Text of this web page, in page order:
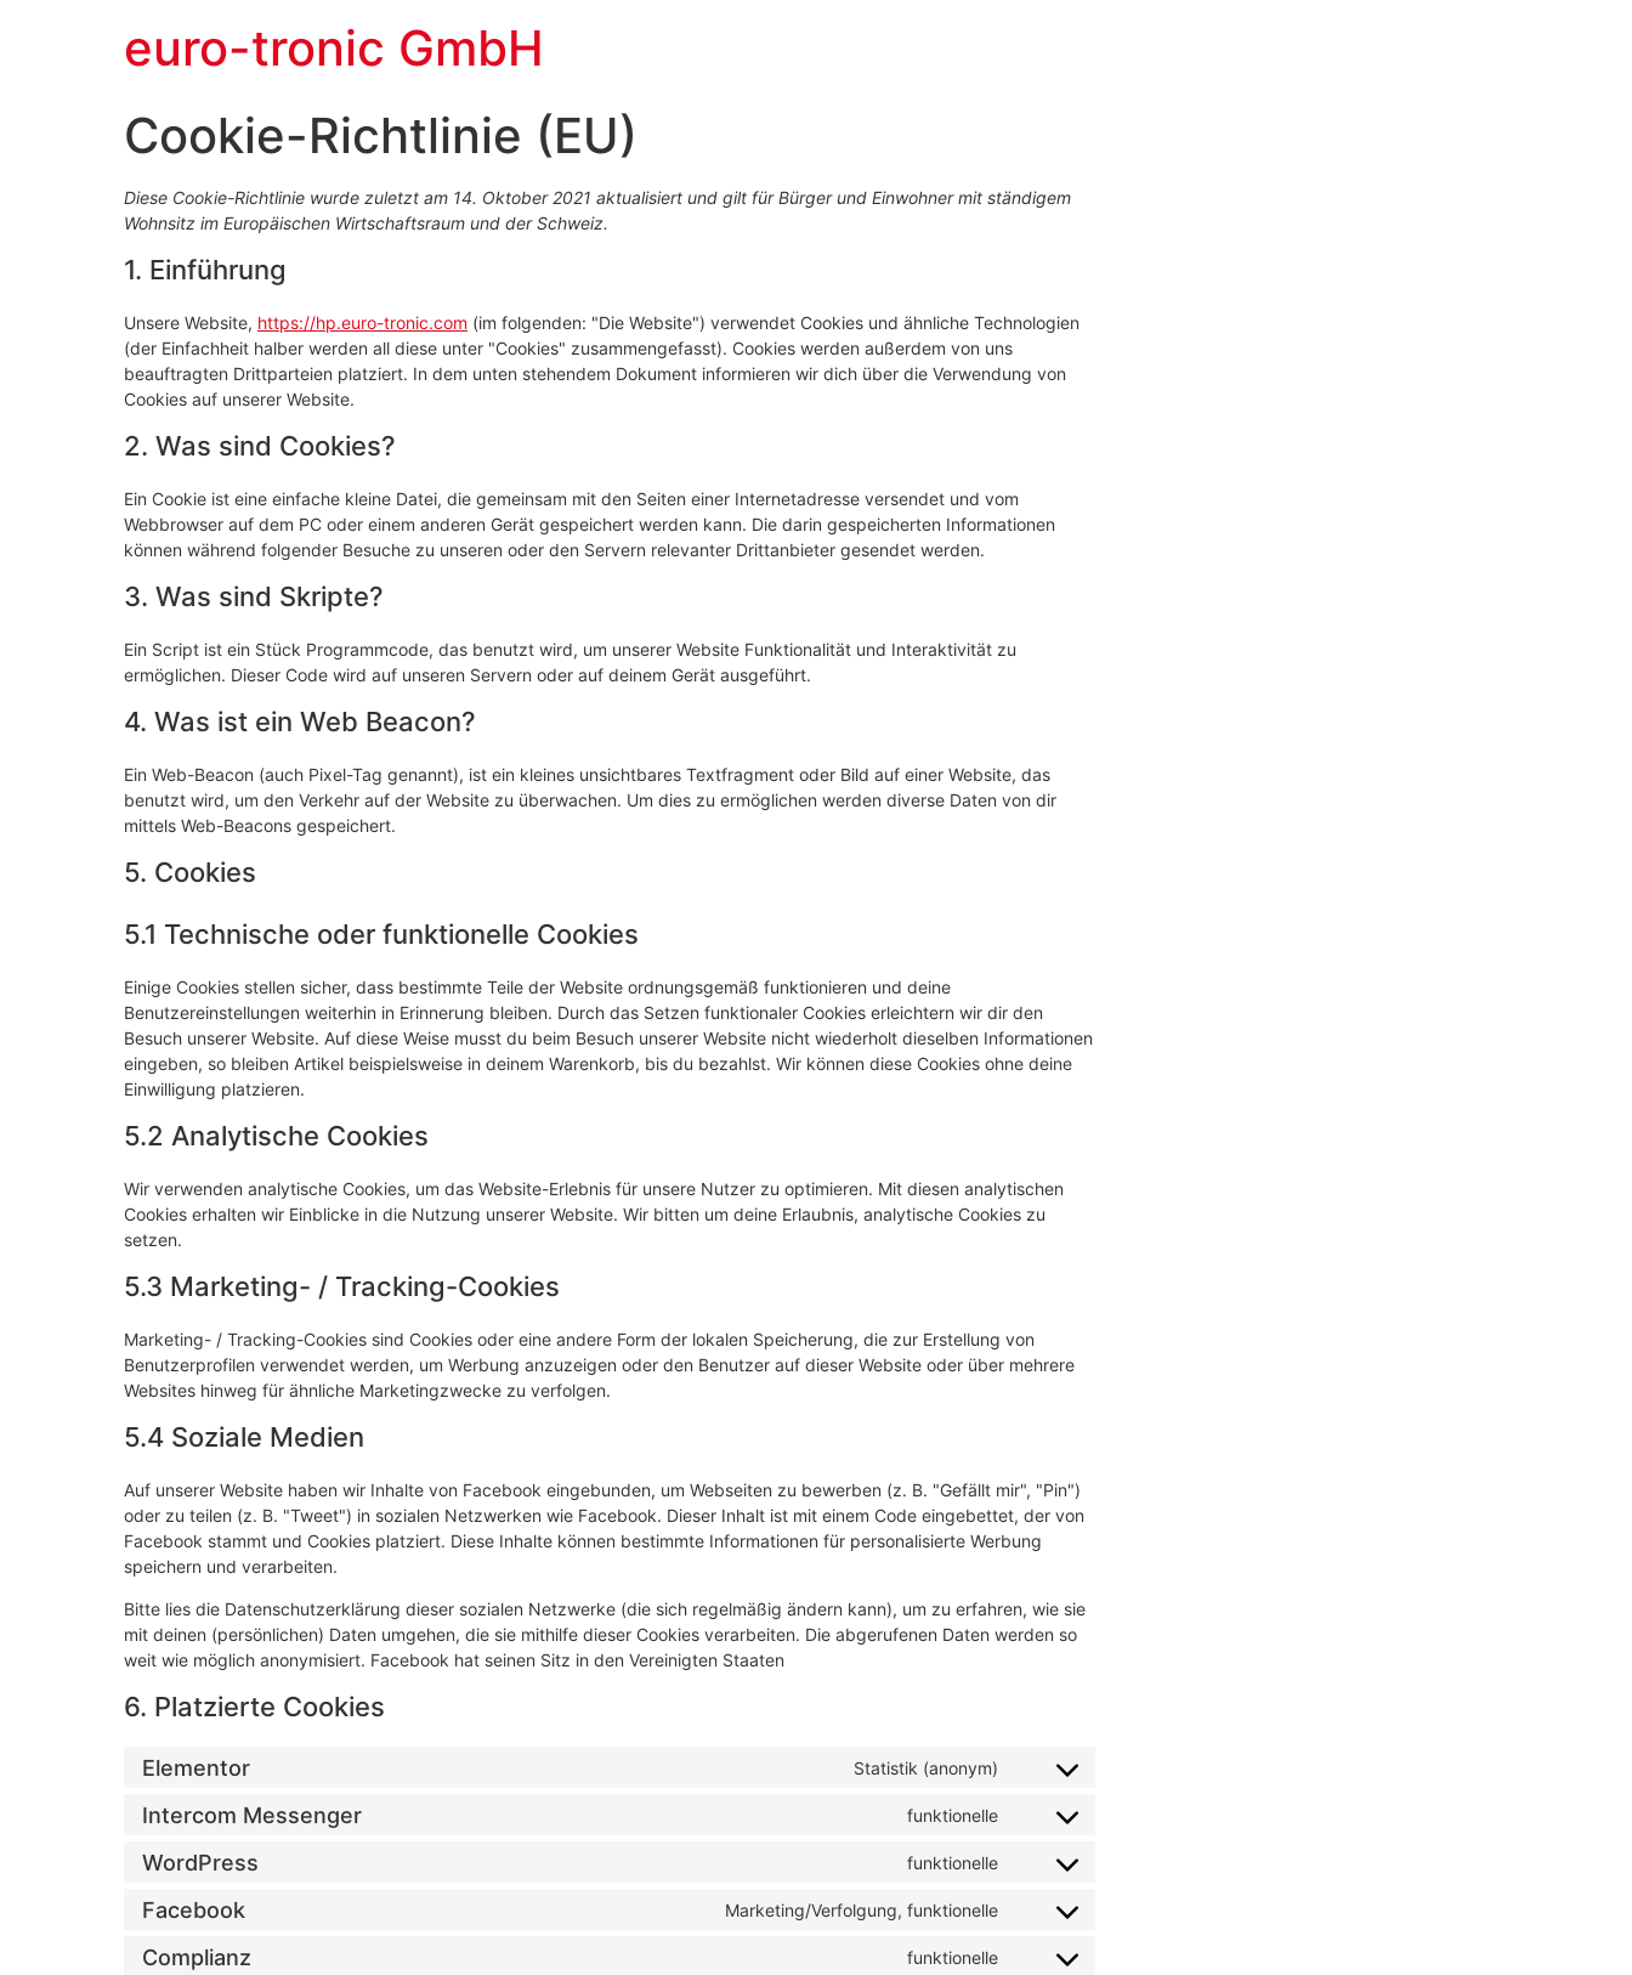
euro-tronic GmbH
Cookie-Richtlinie (EU)
Diese Cookie-Richtlinie wurde zuletzt am 14. Oktober 2021 aktualisiert und gilt für Bürger und Einwohner mit ständigem
Wohnsitz im Europäischen Wirtschaftsraum und der Schweiz.
1. Einführung
Unsere Website, https://hp.euro-tronic.com (im folgenden: "Die Website") verwendet Cookies und ähnliche Technologien
(der Einfachheit halber werden all diese unter "Cookies" zusammengefasst). Cookies werden außerdem von uns
beauftragten Drittparteien platziert. In dem unten stehendem Dokument informieren wir dich über die Verwendung von
Cookies auf unserer Website.
2. Was sind Cookies?
Ein Cookie ist eine einfache kleine Datei, die gemeinsam mit den Seiten einer Internetadresse versendet und vom
Webbrowser auf dem PC oder einem anderen Gerät gespeichert werden kann. Die darin gespeicherten Informationen
können während folgender Besuche zu unseren oder den Servern relevanter Drittanbieter gesendet werden.
3. Was sind Skripte?
Ein Script ist ein Stück Programmcode, das benutzt wird, um unserer Website Funktionalität und Interaktivität zu
ermöglichen. Dieser Code wird auf unseren Servern oder auf deinem Gerät ausgeführt.
4. Was ist ein Web Beacon?
Ein Web-Beacon (auch Pixel-Tag genannt), ist ein kleines unsichtbares Textfragment oder Bild auf einer Website, das
benutzt wird, um den Verkehr auf der Website zu überwachen. Um dies zu ermöglichen werden diverse Daten von dir
mittels Web-Beacons gespeichert.
5. Cookies
5.1 Technische oder funktionelle Cookies
Einige Cookies stellen sicher, dass bestimmte Teile der Website ordnungsgemäß funktionieren und deine
Benutzereinstellungen weiterhin in Erinnerung bleiben. Durch das Setzen funktionaler Cookies erleichtern wir dir den
Besuch unserer Website. Auf diese Weise musst du beim Besuch unserer Website nicht wiederholt dieselben Informationen
eingeben, so bleiben Artikel beispielsweise in deinem Warenkorb, bis du bezahlst. Wir können diese Cookies ohne deine
Einwilligung platzieren.
5.2 Analytische Cookies
Wir verwenden analytische Cookies, um das Website-Erlebnis für unsere Nutzer zu optimieren. Mit diesen analytischen
Cookies erhalten wir Einblicke in die Nutzung unserer Website. Wir bitten um deine Erlaubnis, analytische Cookies zu
setzen.
5.3 Marketing- / Tracking-Cookies
Marketing- / Tracking-Cookies sind Cookies oder eine andere Form der lokalen Speicherung, die zur Erstellung von
Benutzerprofilen verwendet werden, um Werbung anzuzeigen oder den Benutzer auf dieser Website oder über mehrere
Websites hinweg für ähnliche Marketingzwecke zu verfolgen.
5.4 Soziale Medien
Auf unserer Website haben wir Inhalte von Facebook eingebunden, um Webseiten zu bewerben (z. B. "Gefällt mir", "Pin")
oder zu teilen (z. B. "Tweet") in sozialen Netzwerken wie Facebook. Dieser Inhalt ist mit einem Code eingebettet, der von
Facebook stammt und Cookies platziert. Diese Inhalte können bestimmte Informationen für personalisierte Werbung
speichern und verarbeiten.
Bitte lies die Datenschutzerklärung dieser sozialen Netzwerke (die sich regelmäßig ändern kann), um zu erfahren, wie sie
mit deinen (persönlichen) Daten umgehen, die sie mithilfe dieser Cookies verarbeiten. Die abgerufenen Daten werden so
weit wie möglich anonymisiert. Facebook hat seinen Sitz in den Vereinigten Staaten
6. Platzierte Cookies
Elementor Statistik (anonym)
Intercom Messenger funktionelle
WordPress funktionelle
Facebook Marketing/Verfolgung, funktionelle
Complianz funktionelle